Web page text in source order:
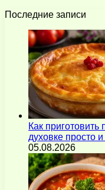
Последние записи
Как
духовке просто
05.08.2026